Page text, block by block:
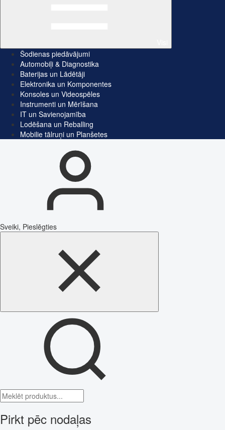
Šodienas piedāvājumi
Automobiļi & Diagnostika
Baterijas un Lādētāji
Elektronika un Komponentes
Konsoles un Videospēles
Instrumenti un Mērīšana
IT un Savienojamība
Lodēšana un Reballing
Mobilie tālruņi un Planšetes
Sveiki, Pieslēgties
Pirkt pēc nodaļas